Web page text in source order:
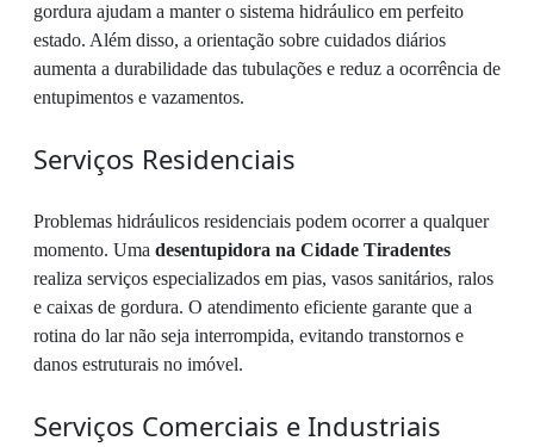
gordura ajudam a manter o sistema hidráulico em perfeito
estado. Além disso, a orientação sobre cuidados diários
aumenta a durabilidade das tubulações e reduz a ocorrência de
entupimentos e vazamentos.
Serviços Residenciais
Problemas hidráulicos residenciais podem ocorrer a qualquer
momento. Uma desentupidora na Cidade Tiradentes
realiza serviços especializados em pias, vasos sanitários, ralos
e caixas de gordura. O atendimento eficiente garante que a
rotina do lar não seja interrompida, evitando transtornos e
danos estruturais no imóvel.
Serviços Comerciais e Industriais